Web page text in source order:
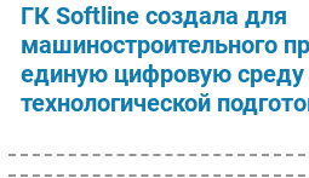
ГК Softline создала для
машиностроительного
единую цифровую среду
технологической